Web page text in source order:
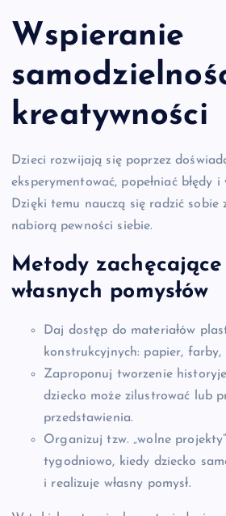
Wspieranie
kreatywności
Dzieci rozwijają się poprzez
eksperymentować, popełniać błędy
Dzięki temu nauczą się radzić sobie
nabiorą pewności siebie.
Metody
własnych pomysłów
Daj dostęp do materiałów
konstrukcyjnych: papier, farby,
Zaproponuj tworzenie
dziecko może zilustrować lub
przedstawienia.
Organizuj tzw. „wolne
tygodniowo, kiedy dziecko
i realizuje własny pomysł.